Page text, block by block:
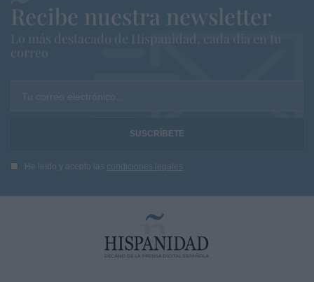
Recibe nuestra newsletter
Lo más destacado de Hispanidad, cada dia en tu
correo
Tu correo electrónico...
He leído y acepto las condiciones legales